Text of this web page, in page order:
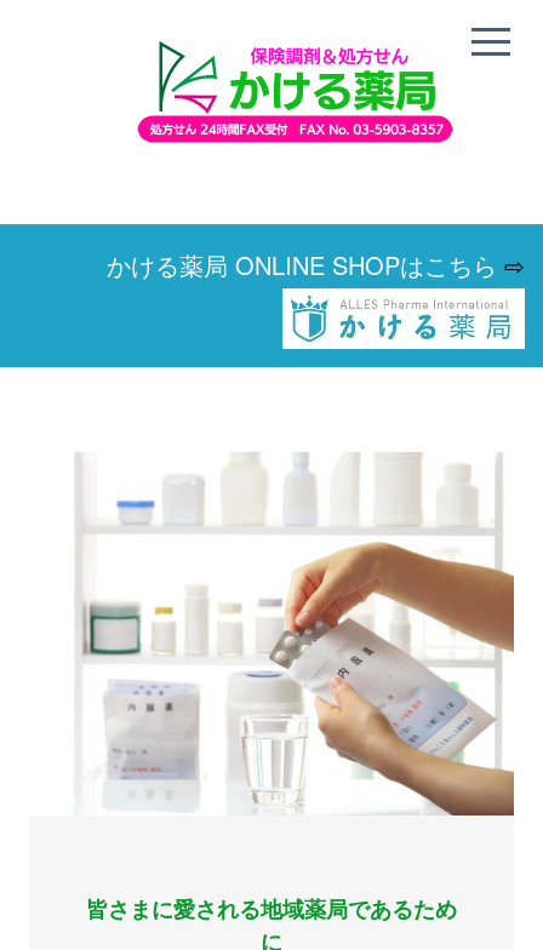
かける薬局 ONLINE SHOPはこちら ⇨
お薬を受け取る事が可能です。